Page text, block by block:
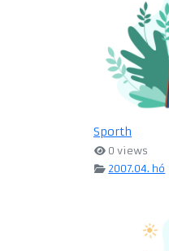
Sporth
0 views
2007.04. hó